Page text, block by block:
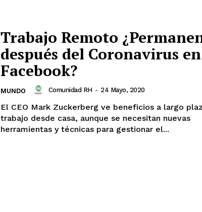
Trabajo Remoto
después del Coronavirus en
Facebook?
MUNDO Comunidad RH - 24 Mayo, 2020
El CEO Mark Zuckerberg ve beneficios a largo
trabajo desde casa, aunque se necesitan nuevas
herramientas y técnicas para gestionar el...